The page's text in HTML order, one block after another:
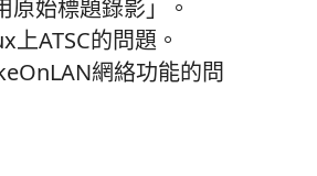
原始標題錄影」。
上ATSC的問題。
網絡功能的問